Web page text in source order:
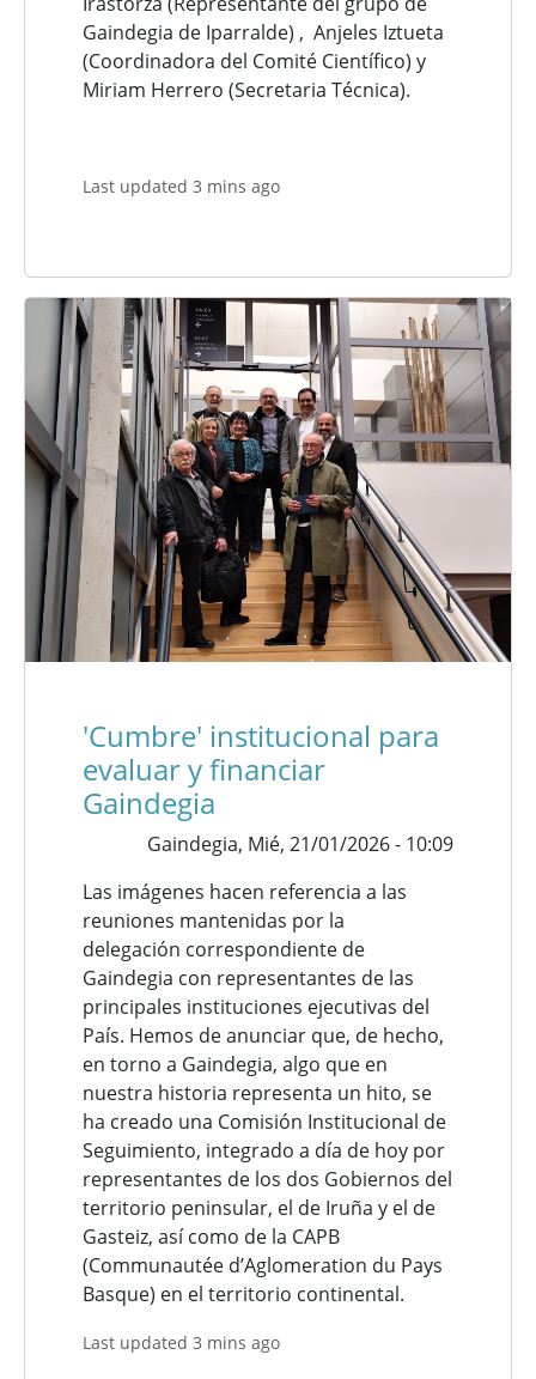
Gaindegia de Iparralde) , Anjeles Iztueta
(Coordinadora del Comité Científico) y
Miriam Herrero (Secretaria Técnica).
Last updated 3 mins ago
'Cumbre' institucional para
evaluar y financiar
Gaindegia
Gaindegia, Mié, 21/01/2026 - 10:09
Las imágenes hacen referencia a las
reuniones mantenidas por la
delegación correspondiente de
Gaindegia con representantes de las
principales instituciones ejecutivas del
País. Hemos de anunciar que, de hecho,
en torno a Gaindegia, algo que en
nuestra historia representa un hito, se
ha creado una Comisión Institucional de
Seguimiento, integrado a día de hoy por
representantes de los dos Gobiernos del
territorio peninsular, el de Iruña y el de
Gasteiz, así como de la CAPB
(Communautée d’Aglomeration du Pays
Basque) en el territorio continental.
Last updated 3 mins ago